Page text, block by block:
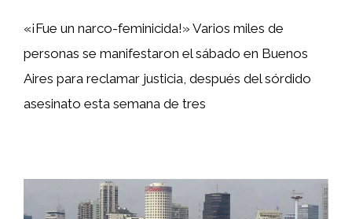
«¡Fue un narco-feminicida!» Varios miles de
personas se manifestaron el sábado en Buenos
Aires para reclamar justicia, después del sórdido
asesinato esta semana de tres